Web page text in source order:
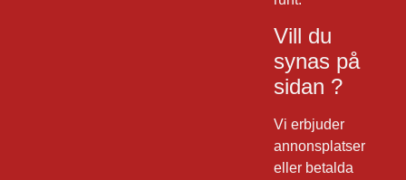
Vill du
synas på
sidan ?
Vi erbjuder
annonsplatser
eller betalda